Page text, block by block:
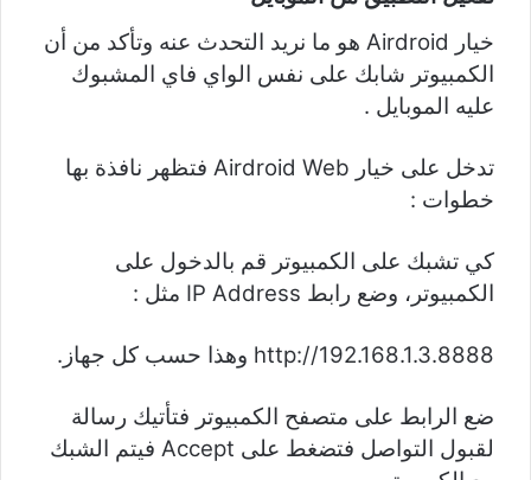
خيار Airdroid هو ما نريد التحدث عنه وتأكد من أن
الكمبيوتر شابك على نفس الواي فاي المشبوك
عليه الموبايل .
تدخل على خيار Airdroid Web فتظهر نافذة بها
خطوات :
كي تشبك على الكمبيوتر قم بالدخول على
الكمبيوتر، وضع رابط IP Address مثل :
http://192.168.1.3.8888 وهذا حسب كل جهاز.
ضع الرابط على متصفح الكمبيوتر فتأتيك رسالة
لقبول التواصل فتضغط على Accept فيتم الشبك